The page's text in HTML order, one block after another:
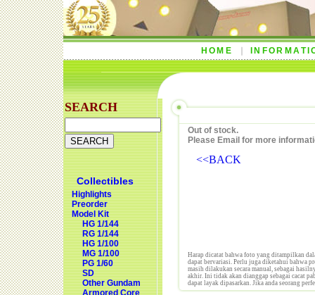
HOME
SEARCH
Collectibles
Highlights
Preorder
Model Kit
HG 1/144
RG 1/144
HG 1/100
MG 1/100
PG 1/60
SD
Other Gundam
Armored Core
Out of stock.
Please Email for more
<<BACK
Harap dicatat bahwa foto yang ditampilkan
dapat bervariasi. Perlu juga diketahui bahwa
masih dilakukan secara manual, sebagai
akhir. Ini tidak akan dianggap sebagai cacat
dapat layak dipasarkan. Jika anda seorang